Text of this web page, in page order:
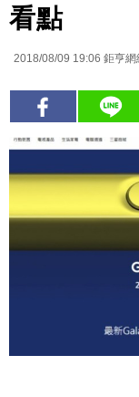
看點
2018/08/09 19:06 鉅亨網